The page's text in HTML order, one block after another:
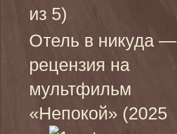
из 5)
Отель в никуда —
рецензия на
мультфильм
«Непокой» (2025